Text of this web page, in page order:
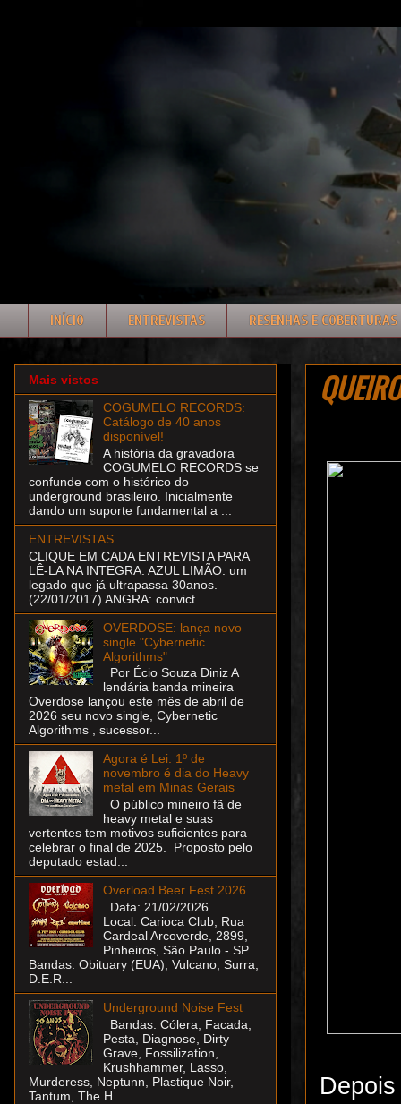
INÍCIO ENTREVISTAS RESENHAS E COBERTURAS
Mais vistos
COGUMELO RECORDS:
Catálogo de 40 anos
disponível!
A história da gravadora
COGUMELO RECORDS se
confunde com o histórico do
underground brasileiro. Inicialmente
dando um suporte fundamental a ...
ENTREVISTAS
CLIQUE EM CADA ENTREVISTA PARA
LÊ-LA NA INTEGRA. AZUL LIMÃO: um
legado que já ultrapassa 30anos.
(22/01/2017) ANGRA: convict...
OVERDOSE: lança novo
single "Cybernetic
Algorithms"
Por Écio Souza Diniz A
lendária banda mineira
Overdose lançou este mês de abril de
2026 seu novo single, Cybernetic
Algorithms , sucessor...
Agora é Lei: 1º de
novembro é dia do Heavy
metal em Minas Gerais
O público mineiro fã de
heavy metal e suas
vertentes tem motivos suficientes para
celebrar o final de 2025. Proposto pelo
deputado estad...
Overload Beer Fest 2026
Data: 21/02/2026
Local: Carioca Club, Rua
Cardeal Arcoverde, 2899,
Pinheiros, São Paulo - SP
Bandas: Obituary (EUA), Vulcano, Surra,
D.E.R...
Underground Noise Fest
Bandas: Cólera, Facada,
Pesta, Diagnose, Dirty
Grave, Fossilization,
Krushhammer, Lasso,
Murderess, Neptunn, Plastique Noir,
Tantum, The H...